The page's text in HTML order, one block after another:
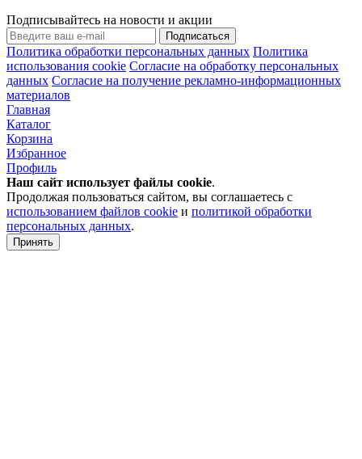
Подписывайтесь на новости и акции
Подписаться
Политика обработки персональных данных Политика
использования cookie Согласие на обработку персональных
данных Согласие на получение рекламно-информационных
материалов
Главная
Каталог
Корзина
Избранное
Профиль
Наш сайт использует файлы cookie.
Продолжая пользоваться сайтом, вы соглашаетесь с
использованием файлов cookie и политикой обработки
персональных данных.
Принять